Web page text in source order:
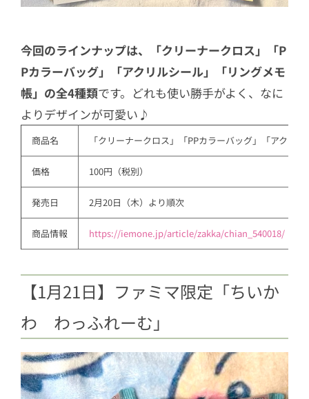
今回のラインナップは、「クリーナークロス」「P
Pカラーバッグ」「アクリルシール」「リングメモ
帳」の全4種類です。どれも使い勝手がよく、なに
よりデザインが可愛い♪
商品名 「クリーナークロス」「PPカラーバッグ」「アクリ
価格 100円（税別）
発売日 2月20日（木）より順次
商品情報 https://iemone.jp/article/zakka/chian_540018/
【1月21日】ファミマ限定「ちいか
わ わっふれーむ」